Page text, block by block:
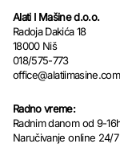
Alati I Mašine d.o.o.
Radoja Dakića 18
18000 Niš
018/575-773
office@alatiimasine.com
Radno vreme:
Radnim danom od 9-
Naručivanje online 24/7